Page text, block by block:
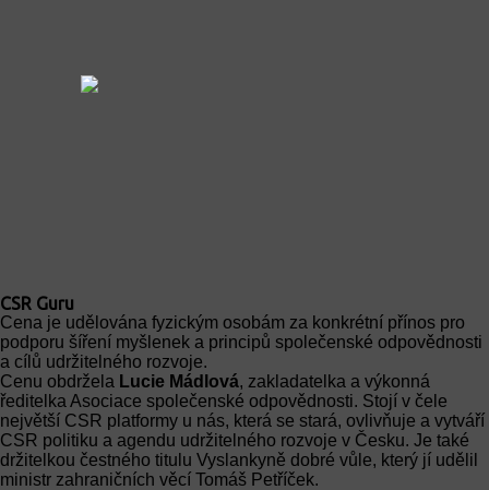
CSR Guru
Cena je udělována fyzickým osobám za konkrétní přínos pro
podporu šíření myšlenek a principů společenské odpovědnosti
a cílů udržitelného rozvoje.
Cenu obdržela Lucie Mádlová, zakladatelka a výkonná
ředitelka Asociace společenské odpovědnosti. Stojí v čele
největší CSR platformy u nás, která se stará, ovlivňuje a vytváří
CSR politiku a agendu udržitelného rozvoje v Česku. Je také
držitelkou čestného titulu Vyslankyně dobré vůle, který jí udělil
ministr zahraničních věcí Tomáš Petříček.